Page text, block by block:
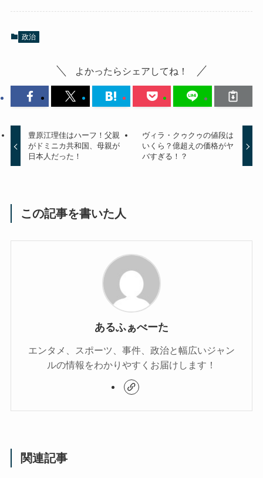
政治
よかったらシェアしてね！
豊原江理佳はハーフ！父親
がドミニカ共和国、母親が
日本人だった！
ヴィラ・クゥクゥの値段は
いくら？億超えの価格がヤ
バすぎる！？
この記事を書いた人
あるふぁべーた
エンタメ、スポーツ、事件、政治と幅広いジャン
ルの情報をわかりやすくお届けします！
関連記事